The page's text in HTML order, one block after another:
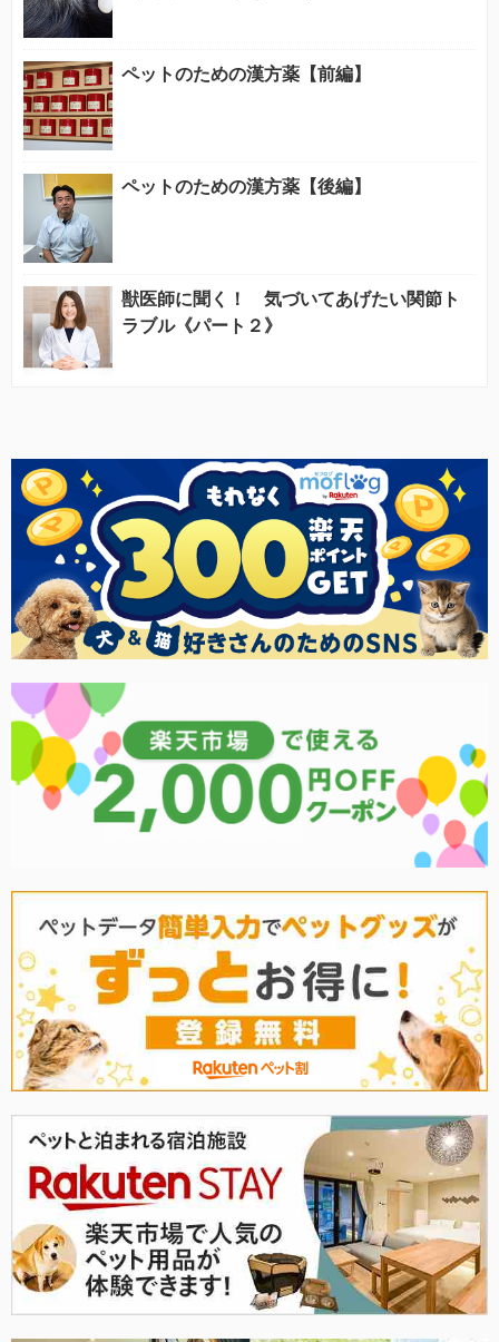
ペットのための漢方薬【前編】
ペットのための漢方薬【後編】
獣医師に聞く！ 気づいてあげたい関節ト
ラブル《パート２》